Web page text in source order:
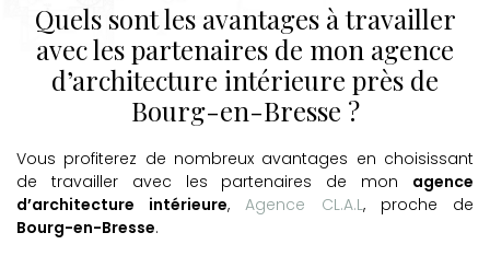
Quels sont les avantages à travailler
avec les partenaires de mon agence
d’architecture intérieure près de
Bourg-en-Bresse ?
Vous profiterez de nombreux avantages en choisissant
de travailler avec les partenaires de mon agence
d’architecture intérieure,Agence CL.A.L, proche de
Bourg-en-Bresse.